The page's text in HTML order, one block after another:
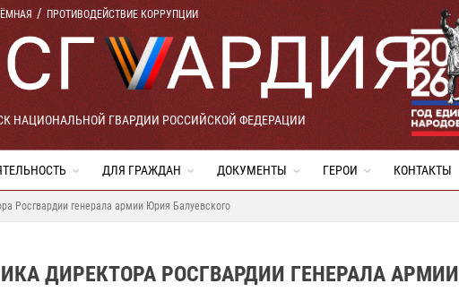
ПРОТИВОДЕЙСТВИЕ КОРРУПЦИИ
НАЦИОНАЛЬНОЙ ГВАРДИИ РОССИЙСКОЙ ФЕДЕРАЦИИ
ДЛЯ ГРАЖДАН ДОКУМЕНТЫ ГЕРОИ КОНТАКТЫ
Росгвардии генерала армии Юрия Балуевского
ДИРЕКТОРА РОСГВАРДИИ ГЕНЕРАЛА